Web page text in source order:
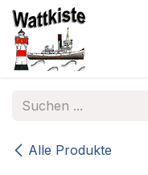
Zum Inhalt springen
Alle Produkte